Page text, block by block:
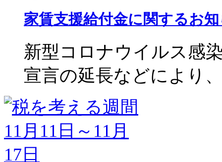
家賃支援給付金に関するお
新型コロナウイルス感
宣言の延長などにより